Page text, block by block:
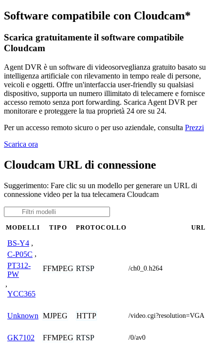
Software compatibile con Cloudcam*
Scarica gratuitamente il software compatibile
Cloudcam
Agent DVR è un software di videosorveglianza gratuito basato su
intelligenza artificiale con rilevamento in tempo reale di persone,
veicoli e oggetti. Offre un'interfaccia user-friendly su qualsiasi
dispositivo, supporta un numero illimitato di telecamere e fornisce
accesso remoto senza port forwarding. Scarica Agent DVR per
monitorare e proteggere la tua proprietà 24 ore su 24.
Per un accesso remoto sicuro o per uso aziendale, consulta Prezzi
Scarica ora
Cloudcam URL di connessione
Suggerimento: Fare clic su un modello per generare un URL di
connessione video per la tua telecamera Cloudcam
MODELLI TIPO PROTOCOLLO URL
BS-Y4 ,
C-P05C ,
PT312-
PW
,
YCC365
FFMPEG RTSP /ch0_0.h264
Unknown MJPEG HTTP /video.cgi?resolution=VGA
GK7102 FFMPEG RTSP /0/av0